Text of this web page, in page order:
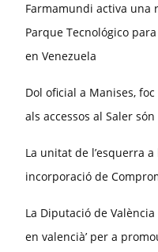
Farmamundi activa una
Parque Tecnológico
en Venezuela
Dol oficial a Manises,
als accessos al Saler
La unitat de l’esquerra
incorporació de
La Diputació de
en valencià’ per a